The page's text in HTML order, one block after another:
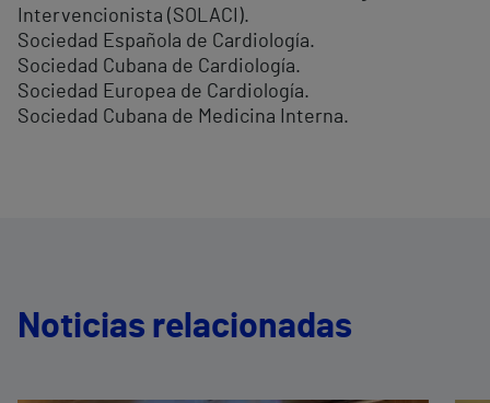
Intervencionista (SOLACI).
Sociedad Española de Cardiología.
Sociedad Cubana de Cardiología.
Sociedad Europea de Cardiología.
Sociedad Cubana de Medicina Interna.
Noticias relacionadas